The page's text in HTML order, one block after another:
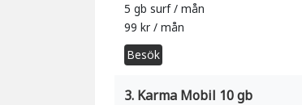
5 gb surf / mån
99 kr / mån
Besök
3. Karma Mobil 10 gb